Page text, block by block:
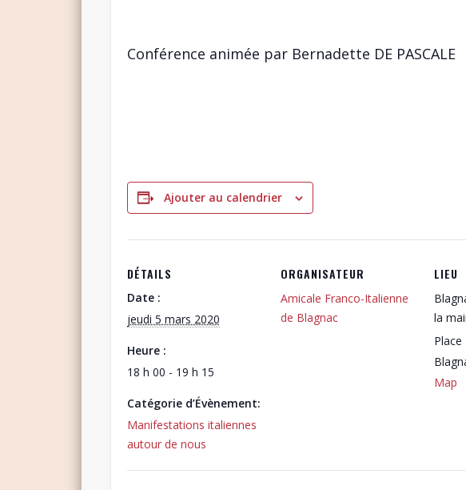
Conférence animée par Bernadette DE PASCALE
Ajouter au calendrier
DÉTAILS
Date :
jeudi 5 mars 2020
Heure :
18 h 00 - 19 h 15
Catégorie d’Évènement:
Manifestations italiennes
autour de nous
ORGANISATEUR
Amicale Franco-Italienne
de Blagnac
LIEU
la
Place
Map